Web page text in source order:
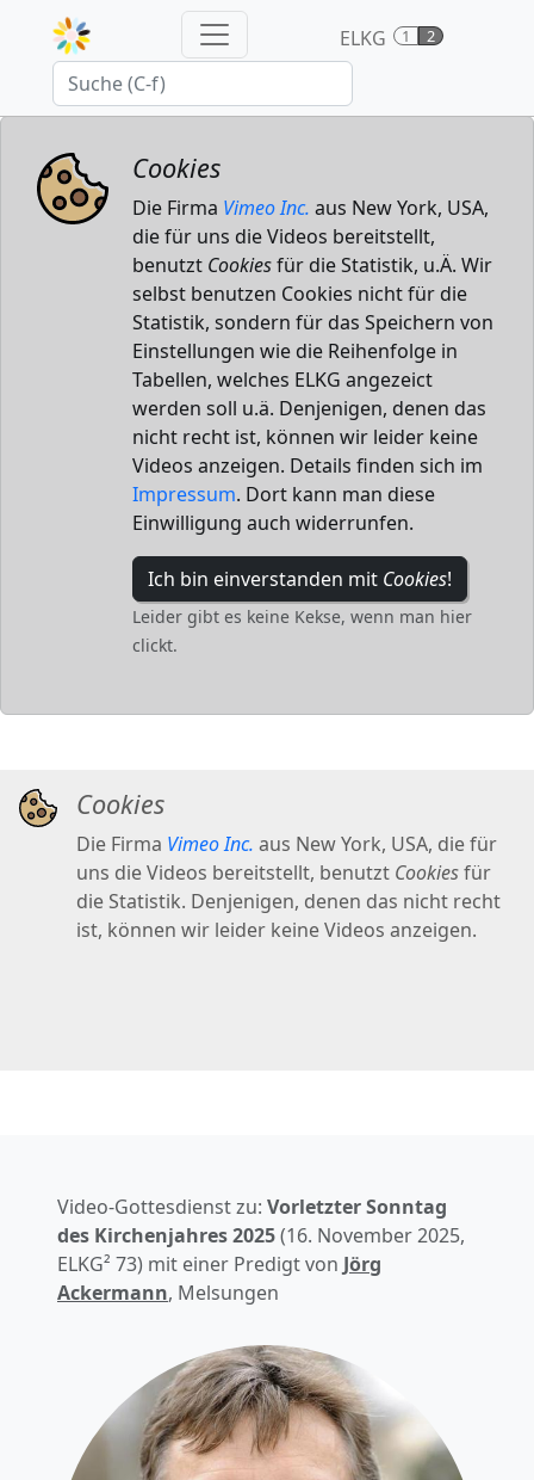
ELKG 1 2
Cookies
Die Firma Vimeo Inc. aus New York, USA,
die für uns die Videos bereitstellt,
benutzt Cookiesfür die Statistik, u.Ä. Wir
selbst benutzen Cookies nicht für die
Statistik, sondern für das Speichern von
Einstellungen wie die Reihenfolge in
Tabellen, welches ELKG angezeict
werden soll u.ä. Denjenigen, denen das
nicht recht ist, können wir leider keine
Videos anzeigen. Details finden sich im
Impressum. Dort kann man diese
Einwilligung auch widerrunfen.
Ich bin einverstanden mit Cookies!
Leider gibt es keine Kekse, wenn man hier
clickt.
Video-Gottesdienst zu: Vorletzter Sonntag
des Kirchenjahres2025(16. November 2025,
ELKG² 73) mit einer Predigt von Jörg
Ackermann, Melsungen